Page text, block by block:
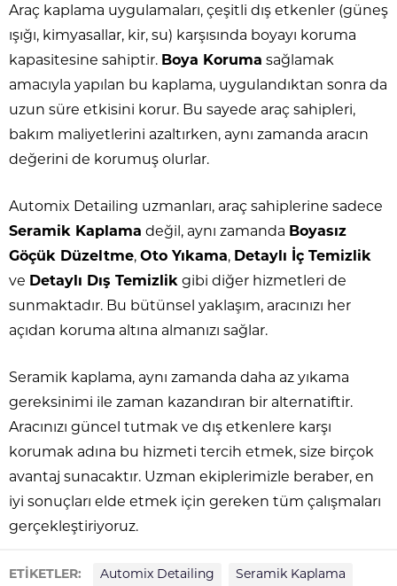
Araç kaplama uygulamaları, çeşitli dış etkenler (güneş
ışığı, kimyasallar, kir, su) karşısında boyayı koruma
kapasitesine sahiptir. Boya Koruma sağlamak
amacıyla yapılan bu kaplama, uygulandıktan sonra da
uzun süre etkisini korur. Bu sayede araç sahipleri,
bakım maliyetlerini azaltırken, aynı zamanda aracın
değerini de korumuş olurlar.
Automix Detailing uzmanları, araç sahiplerine sadece
Seramik Kaplama değil, aynı zamanda Boyasız
Göçük Düzeltme, Oto Yıkama, Detaylı İç Temizlik
ve Detaylı Dış Temizlik gibi diğer hizmetleri de
sunmaktadır. Bu bütünsel yaklaşım, aracınızı her
açıdan koruma altına almanızı sağlar.
Seramik kaplama, aynı zamanda daha az yıkama
gereksinimi ile zaman kazandıran bir alternatiftir.
Aracınızı güncel tutmak ve dış etkenlere karşı
korumak adına bu hizmeti tercih etmek, size birçok
avantaj sunacaktır. Uzman ekiplerimizle beraber, en
iyi sonuçları elde etmek için gereken tüm çalışmaları
gerçekleştiriyoruz.
ETİKETLER: Automix Detailing Seramik Kaplama